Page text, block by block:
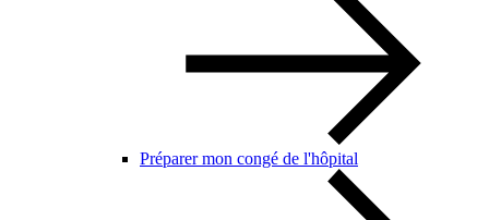
Préparer mon congé de l'hôpital